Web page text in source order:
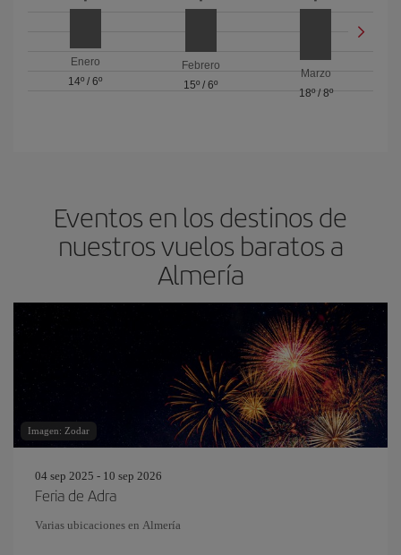
Enero
14º /6º
Febrero
15º / 6º
Marzo
18º/ 8º
Eventos en los destinos de
nuestros vuelos baratos a
Almería
Imagen: Zodar
04 sep 2025 - 10 sep 2026
Feria de Adra
Varias ubicaciones en Almería